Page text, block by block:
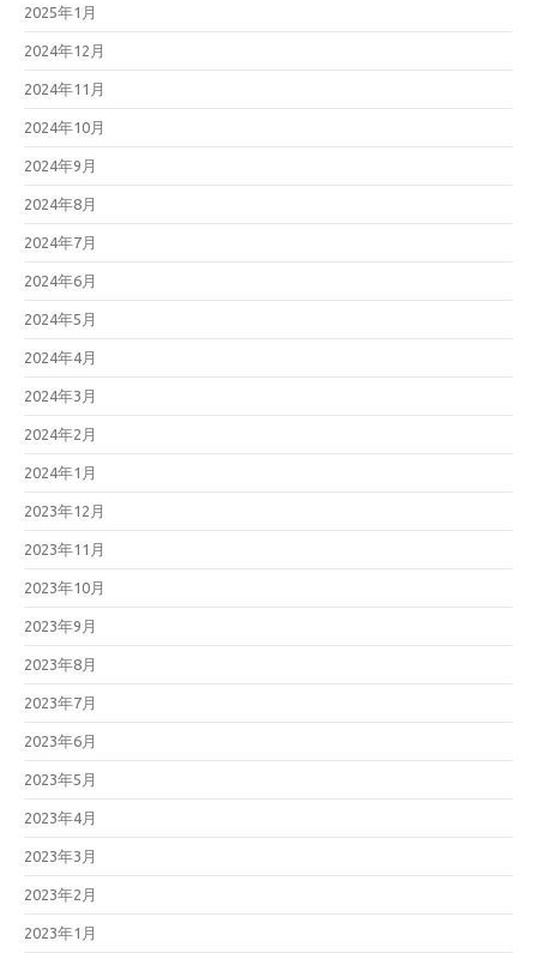
2025年1月
2024年12月
2024年11月
2024年10月
2024年9月
2024年8月
2024年7月
2024年6月
2024年5月
2024年4月
2024年3月
2024年2月
2024年1月
2023年12月
2023年11月
2023年10月
2023年9月
2023年8月
2023年7月
2023年6月
2023年5月
2023年4月
2023年3月
2023年2月
2023年1月